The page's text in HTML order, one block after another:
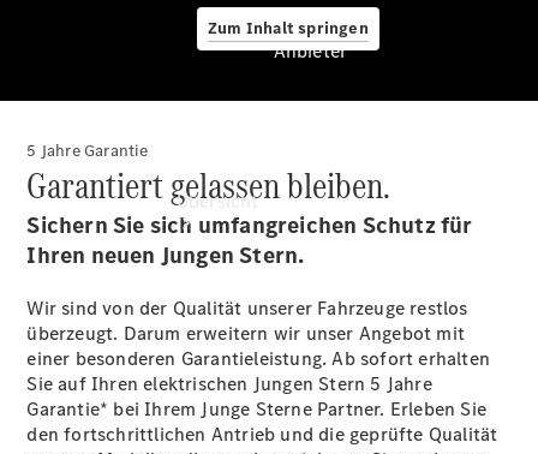
Zum Inhalt springen
Übersicht
Startseite
Ansprechpartner
finden
Anbieter
5 Jahre Garantie
Garantiert gelassen bleiben.
Sichern Sie sich umfangreichen Schutz für
Ihren neuen Jungen Stern.
Wir sind von der Qualität unserer Fahrzeuge restlos
überzeugt. Darum erweitern wir unser Angebot mit
einer besonderen Garantieleistung. Ab sofort erhalten
Sie auf Ihren elektrischen Jungen Stern 5 Jahre
Garantie* bei Ihrem Junge Sterne Partner. Erleben Sie
den fortschrittlichen Antrieb und die geprüfte Qualität